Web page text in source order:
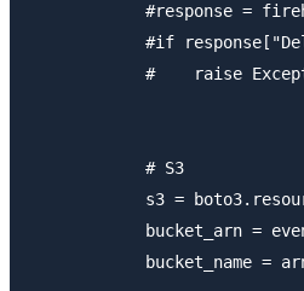
#response =
#if
#    raise
            # S3
s3 =
bucket_arn =
bucket_name =